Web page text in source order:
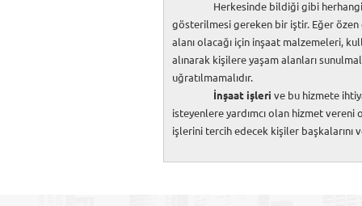
Herkesinde bildiği gibi herhangi bir
gösterilmesi gereken bir iştir. Eğer
alanı olacağı için inşaat malzemeleri,
alınarak kişilere yaşam alanları
uğratılmamalıdır.
İnşaat işleri ve bu hizmete
isteyenlere yardımcı olan hizmet
işlerini tercih edecek kişiler başkalarını